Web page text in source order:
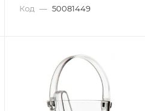
Код — 50081449